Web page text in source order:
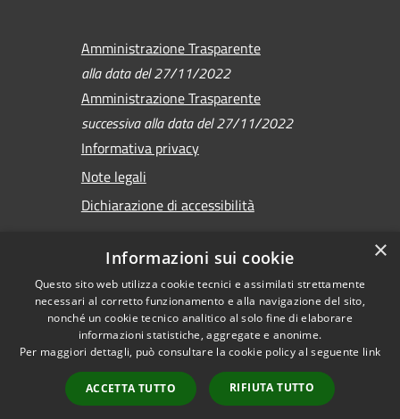
Amministrazione Trasparente
alla data del 27/11/2022
Amministrazione Trasparente
successiva alla data del 27/11/2022
Informativa privacy
Note legali
Dichiarazione di accessibilità
RSS
Accessibilità
Privacy
Cookie
Mappa del sito
Versione
Copyright © 2026 •
Comune di Sirmione •
Powered by
Municipium•
Accesso redazione
×
Informazioni sui cookie
Questo sito web utilizza cookie tecnici e assimilati strettamente
necessari al corretto funzionamento e alla navigazione del sito,
nonché un cookie tecnico analitico al solo fine di elaborare
informazioni statistiche, aggregate e anonime.
Per maggiori dettagli, può consultare la cookie policy al seguente link
ACCETTA TUTTO RIFIUTA TUTTO